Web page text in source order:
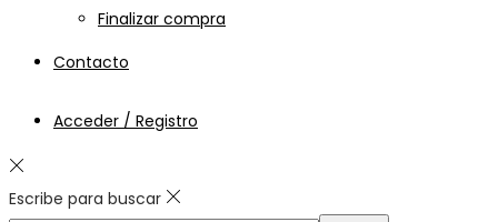
Finalizar compra
Contacto
Acceder / Registro
Escribe para buscar